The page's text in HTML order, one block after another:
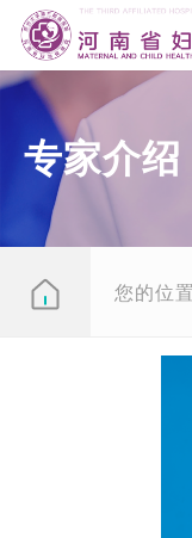
专家介绍
您的位